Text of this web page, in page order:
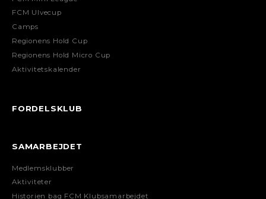
FCM Ulvecup
Camps
Regionens Hold Cup
Regionens Hold Micro Cup
Aktivitetskalender
FORDELSKLUB
SAMARBEJDET
Medlemsklubber
Aktiviteter
Historien bag FCM Klubsamarbejdet